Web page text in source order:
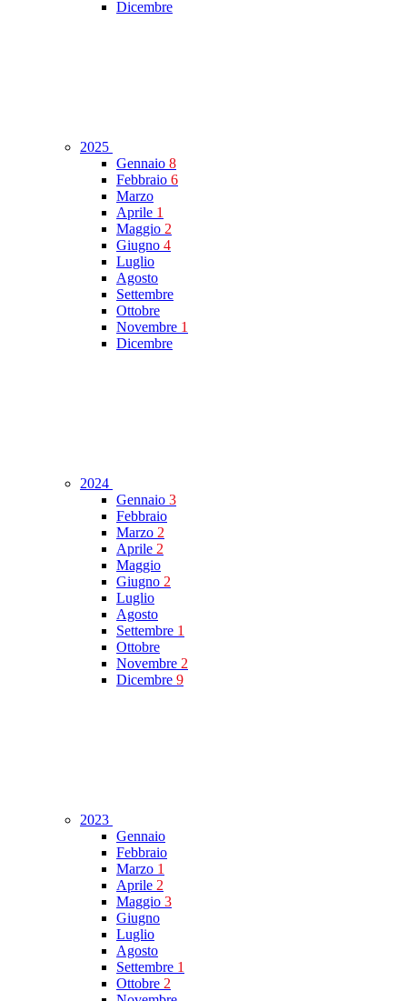
Dicembre
2025
Gennaio 8
Febbraio 6
Marzo
Aprile 1
Maggio 2
Giugno 4
Luglio
Agosto
Settembre
Ottobre
Novembre 1
Dicembre
2024
Gennaio 3
Febbraio
Marzo 2
Aprile 2
Maggio
Giugno 2
Luglio
Agosto
Settembre 1
Ottobre
Novembre 2
Dicembre 9
2023
Gennaio
Febbraio
Marzo 1
Aprile 2
Maggio 3
Giugno
Luglio
Agosto
Settembre 1
Ottobre 2